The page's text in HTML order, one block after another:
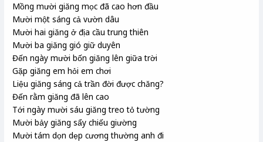
Mồng mười giăng mọc đã cao hơn đầu
Mười một sáng cả vườn dâu
Mười hai giăng ở địa cầu trung thiên
Mười ba giăng gió giữ duyên
Đến ngày mười bốn giăng lên giữa trời
Gặp giăng em hỏi em chơi
Liệu giăng sáng cả trần đời được chăng?
Đến rằm giăng đã lên cao
Tới ngày mười sáu giăng treo tỏ tường
Mười bảy giăng sẩy chiếu giường
Mười tám dọn dẹp cương thường anh đi